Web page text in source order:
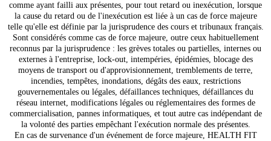
comme ayant failli aux présentes, pour tout retard ou inexécution, lorsque
la cause du retard ou de l'inexécution est liée à un cas de force majeure
telle qu'elle est définie par la jurisprudence des cours et tribunaux français.
Sont considérés comme cas de force majeure, outre ceux habituellement
reconnus par la jurisprudence : les grèves totales ou partielles, internes ou
externes à l'entreprise, lock-out, intempéries, épidémies, blocage des
moyens de transport ou d'approvisionnement, tremblements de terre,
incendies, tempêtes, inondations, dégâts des eaux, restrictions
gouvernementales ou légales, défaillances techniques, défaillances du
réseau internet, modifications légales ou réglementaires des formes de
commercialisation, pannes informatiques, et tout autre cas indépendant de
la volonté des parties empêchant l'exécution normale des présentes.
En cas de survenance d'un événement de force majeure, HEALTH FIT